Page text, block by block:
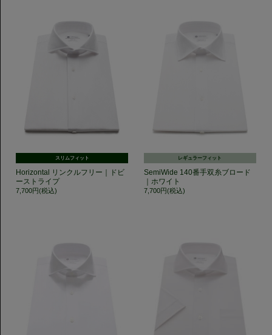
スリムフィット
Horizontal リンクルフリー｜ドビ
ーストライプ
7,700円(税込)
レギュラーフィット
SemiWide 140番手双糸ブロード
｜ホワイト
7,700円(税込)